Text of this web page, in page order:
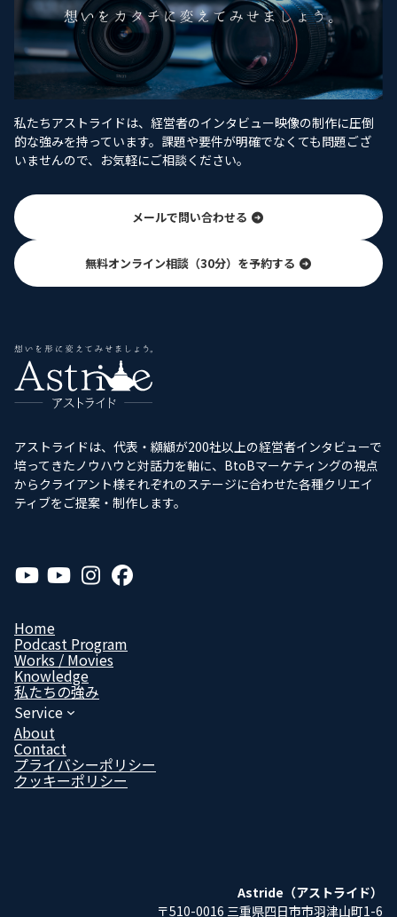
私たちアストライドは、経営者のインタビュー映像の制作に圧倒
的な強みを持っています。課題や要件が明確でなくても問題ござ
いませんので、お気軽にご相談ください。
メールで問い合わせる
無料オンライン相談（30分）を予約する
アストライドは、代表・纐纈が200社以上の経営者インタビューで
培ってきたノウハウと対話力を軸に、BtoBマーケティングの視点
からクライアント様それぞれのステージに合わせた各種クリエイ
ティブをご提案・制作します。
ア
イ
リ
ン
ク
ア
イ
リ
ン
ク
ア
イ
ン
ク
ア
イ
ン
ク
Home
Podcast Program
Works / Movies
Know­ledge
私たちの強み
Service
About
Contact
プライバシーポリシー
クッキーポリシー
Astride（アストライド）
〒510-0016 三重県四日市市羽津山町1-6